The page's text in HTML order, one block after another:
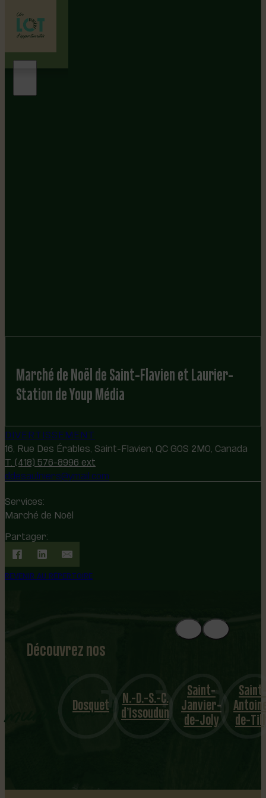
Marché de Noël de Saint-Flavien et Laurier-
Station de Youp Média
DIVERTISSEMENT
16, Rue Des Érables, Saint-Flavien, QC G0S 2M0, Canada
T. (418) 576-8996 ext
ddesaulniers@ymail.com
Services:
Marché de Noël
Partager:
REVENIR AU RÉPERTOIRE
Découvrez nos
nicipalités
Dosquet N.-D.-S.-C.
d’Issoudun
Saint-
Janvier-
de-Joly de-